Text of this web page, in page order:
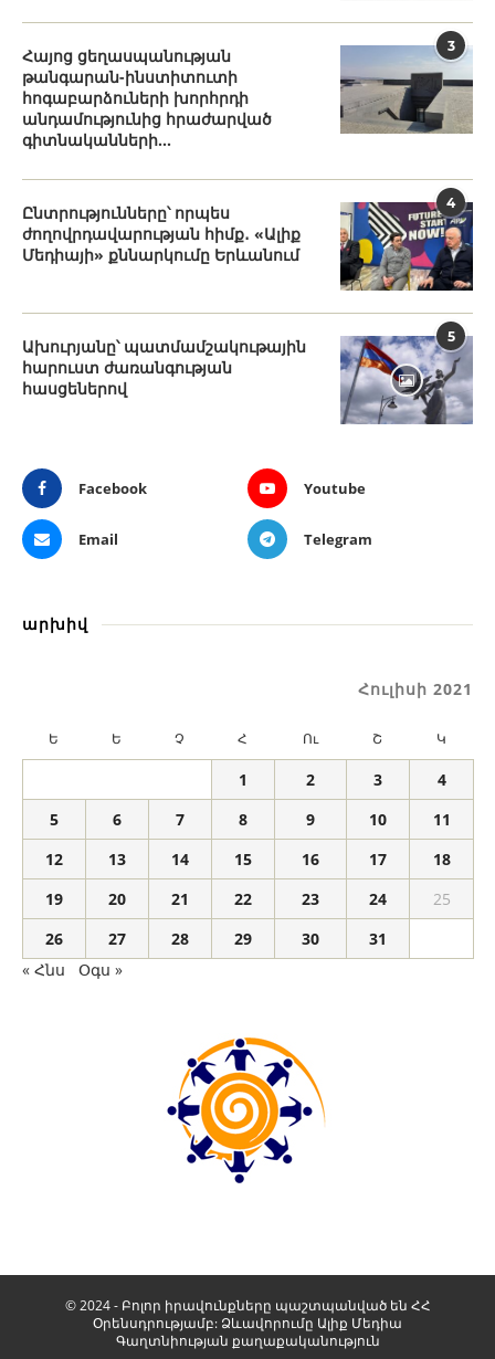
3
Հայոց ցեղասպանության
թանգարան-ինստիտուտի
հոգաբարձուների խորհրդի
անդամությունից հրաժարված
գիտնականների...
4
Ընտրությունները՝ որպես
ժողովրդավարության հիմք․ «Ալիք
Մեդիայի» քննարկումը Երևանում
5
Ախուրյանը՝ պատմամշակութային
հարուստ ժառանգության
հասցեներով
Facebook Youtube
Email Telegram
արխիվ
Հուլիսի 2021
Ե Ե Չ Հ Ու Շ Կ
1 2 3
4
5
6 7 8 9 10
11
12
13 14 15 16 17
18
19
20 21 22 23 24
25
26
27 28 29 30
31
« Հնս
Օգս »
© 2024 - Բոլոր իրավունքները պաշտպանված են ՀՀ
Օրենսդրությամբ: Ձևավորումը Ալիք Մեդիա
Գաղտնիության քաղաքականություն